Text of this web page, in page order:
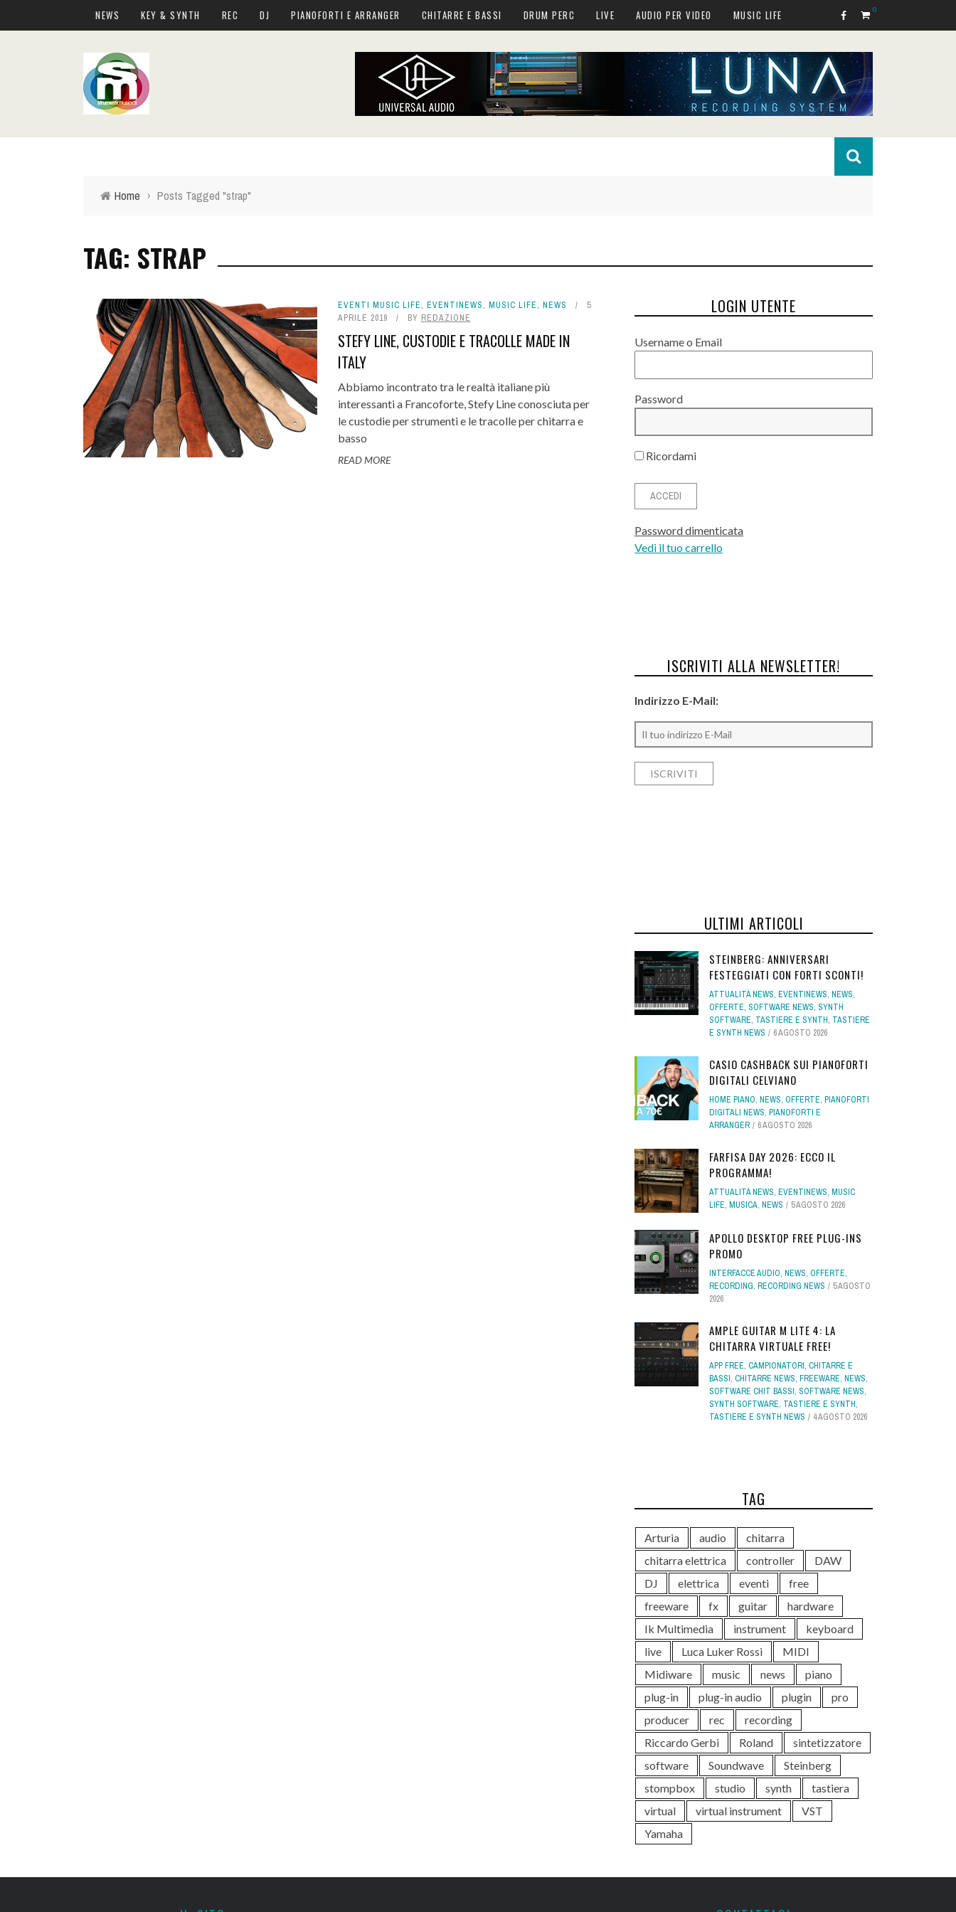
NEWS KEY & SYNTH REC DJ PIANOFORTI E ARRANGER CHITARRE E BASSI DRUM PERC LIVE AUDIO PER VIDEO MUSIC LIFE 0
Home › Posts Tagged "strap"
TAG: STRAP
EVENTI MUSIC LIFE, EVENTINEWS, MUSIC LIFE, NEWS
5
APRILE 2019
BY REDAZIONE
STEFY LINE, CUSTODIE E TRACOLLE MADE IN
ITALY
Abbiamo incontrato tra le realtà italiane più
interessanti a Francoforte, Stefy Line conosciuta per
le custodie per strumenti e le tracolle per chitarra e
basso
READ MORE
LOGIN UTENTE
Username o Email
Password
Ricordami
Password dimenticata
Vedi il tuo carrello
ISCRIVITI ALLA NEWSLETTER!
Indirizzo E-Mail:
ULTIMI ARTICOLI
STEINBERG: ANNIVERSARI
FESTEGGIATI CON FORTI SCONTI!
ATTUALITÀ NEWS, EVENTINEWS, NEWS,
OFFERTE, SOFTWARE NEWS, SYNTH
SOFTWARE, TASTIERE E SYNTH, TASTIERE
E SYNTH NEWS
6 AGOSTO 2026
CASIO CASHBACK SUI PIANOFORTI
DIGITALI CELVIANO
HOME PIANO, NEWS, OFFERTE, PIANOFORTI
DIGITALI NEWS, PIANOFORTI E
ARRANGER
6 AGOSTO 2026
FARFISA DAY 2026: ECCO IL
PROGRAMMA!
ATTUALITÀ NEWS, EVENTINEWS, MUSIC
LIFE, MUSICA, NEWS 5 AGOSTO 2026
APOLLO DESKTOP FREE PLUG-INS
PROMO
INTERFACCE AUDIO, NEWS, OFFERTE,
RECORDING, RECORDING NEWS
5 AGOSTO
2026
AMPLE GUITAR M LITE 4: LA
CHITARRA VIRTUALE FREE!
APP FREE, CAMPIONATORI, CHITARRE E
BASSI, CHITARRE NEWS, FREEWARE, NEWS,
SOFTWARE CHIT BASSI, SOFTWARE NEWS,
SYNTH SOFTWARE, TASTIERE E SYNTH,
TASTIERE E SYNTH NEWS
4 AGOSTO 2026
TAG
Arturia audio
chitarra
chitarra elettrica
controller
DAW
DJ
elettrica eventi
free
freeware
fx guitar
hardware
Ik Multimedia
instrument
keyboard
live
Luca Luker Rossi
MIDI
Midiware
music news
piano
plug-in
plug-in audio plugin
pro
producer
rec
recording
Riccardo Gerbi
Roland
sintetizzatore
software
Soundwave
Steinberg
stompbox
studio synth
tastiera
virtual
virtual instrument
VST
Yamaha